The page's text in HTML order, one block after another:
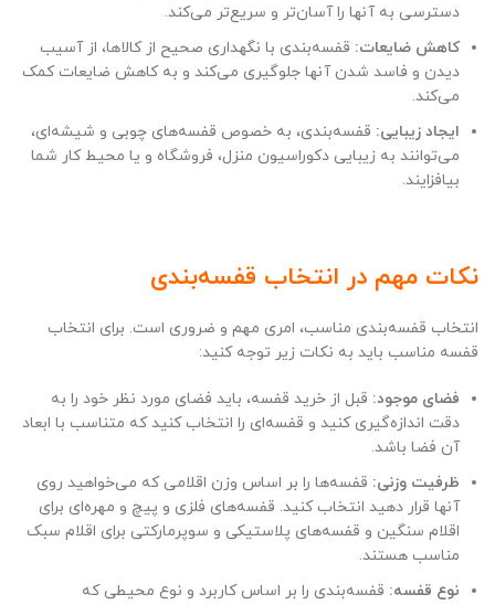
دسترسی به آنها را آسان‌تر و سریع‌تر می‌کند.
کاهش ضایعات: قفسه‌بندی با نگهداری صحیح از کالاها، از آسیب
دیدن و فاسد شدن آنها جلوگیری می‌کند و به کاهش ضایعات کمک
می‌کند.
ایجاد زیبایی: قفسه‌بندی، به خصوص قفسه‌های چوبی و شیشه‌ای،
می‌توانند به زیبایی دکوراسیون منزل، فروشگاه و یا محیط کار شما
بیافزایند.
نکات مهم در انتخاب قفسه‌بندی
انتخاب قفسه‌بندی مناسب، امری مهم و ضروری است. برای انتخاب
قفسه مناسب باید به نکات زیر توجه کنید:
فضای موجود: قبل از خرید قفسه، باید فضای مورد نظر خود را به
دقت اندازه‌گیری کنید و قفسه‌ای را انتخاب کنید که متناسب با ابعاد
آن فضا باشد.
ظرفیت وزنی: قفسه‌ها را بر اساس وزن اقلامی که می‌خواهید روی
آنها قرار دهید انتخاب کنید. قفسه‌های فلزی و پیچ و مهره‌ای برای
اقلام سنگین و قفسه‌های پلاستیکی و سوپرمارکتی برای اقلام سبک
مناسب هستند.
نوع قفسه: قفسه‌بندی را بر اساس کاربرد و نوع محیطی که